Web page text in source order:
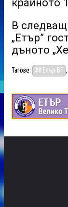
В
„Етър”
дъното
Тагове: ФК Етър ВТ ,